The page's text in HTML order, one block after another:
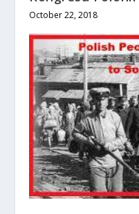
October 22, 2018